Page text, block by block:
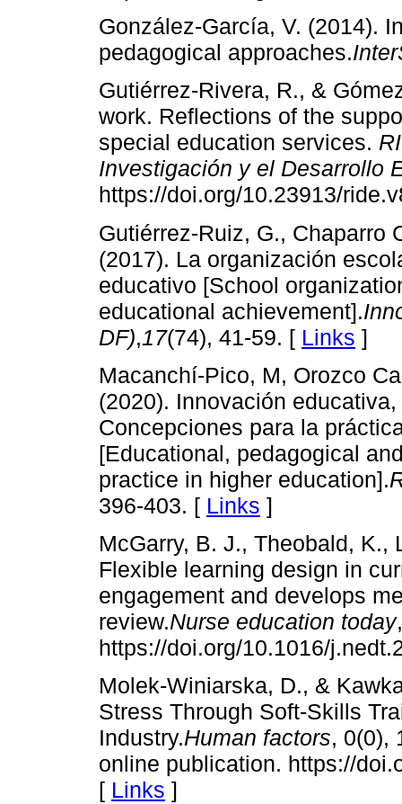
González-García, V. (2014).
pedagogical approaches.
Gutiérrez-Rivera, R., &
work. Reflections of the
special education services.
Investigación y el Desarrollo
https://doi.org/10.23913/
Gutiérrez-Ruiz, G., Chaparro
(2017). La organización
educativo [School
educational achievement].
DF),17(74), 41-59. [ Links ]
Macanchí-Pico, M, Orozco
(2020). Innovación
Concepciones para la
[Educational, pedagogical
practice in higher education].
396-403. [ Links ]
McGarry, B. J., Theobald, K.,
Flexible learning design in
engagement and develops
review.Nurse education today,
https://doi.org/10.1016/
Molek-Winiarska, D., &
Stress Through Soft-Skills
Industry.Human factors, 0(0),
online publication. https://
[ Links ]